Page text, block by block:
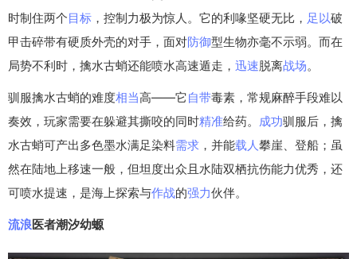
时制住两个目标 ，控制力极为惊人。它的利喙坚硬无比， 足以破
甲击碎带有硬质外壳的对手，面对防御型生物亦毫不示弱。而在
局势不利时，擒水古蛸还能喷水高速遁走， 迅速脱离战场。
驯服擒水古蛸的难度相当高——它自带毒素，常规麻醉手段难以
奏效，玩家需要在躲避其撕咬的同时精准给药。 成功驯服后，擒
水古蛸可产出多色墨水满足染料需求 ，并能载人攀崖、登船；虽
然在陆地上移速一般，但坦度出众且水陆双栖抗伤能力优秀，还
可喷水提速，是海上探索与作战的强力伙伴。
流浪医者潮汐幼螈